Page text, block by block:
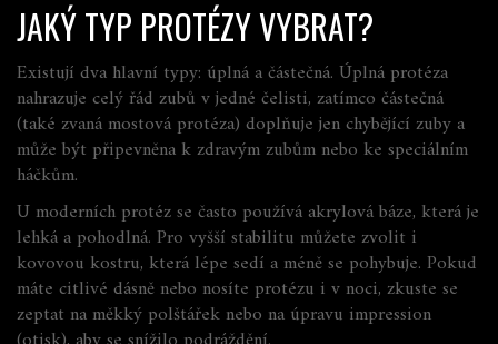
JAKÝ TYP PROTÉZY VYBRAT?
Existují dva hlavní typy: úplná a částečná. Úplná protéza
nahrazuje celý řád zubů v jedné čelisti, zatímco částečná
(také zvaná mostová protéza) doplňuje jen chybějící zuby a
může být připevněna k zdravým zubům nebo ke speciálním
háčkům.
U moderních protéz se často používá akrylová báze, která je
lehká a pohodlná. Pro vyšší stabilitu můžete zvolit i
kovovou kostru, která lépe sedí a méně se pohybuje. Pokud
máte citlivé dásně nebo nosíte protézu i v noci, zkuste se
zeptat na měkký polštářek nebo na úpravu impression